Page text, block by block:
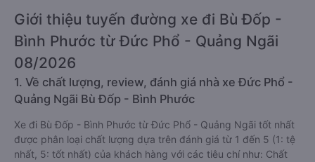
Giới thiệu tuyến đường xe đi Bù Đốp -
Bình Phước từ Đức Phổ - Quảng Ngãi
08/2026
1. Về chất lượng, review, đánh giá nhà xe Đức Phổ -
Quảng Ngãi Bù Đốp - Bình Phước
Xe đi Bù Đốp - Bình Phước từ Đức Phổ - Quảng Ngãi tốt nhất
được phân loại chất lượng dựa trên đánh giá từ 1 đến 5 (1: tệ
nhất, 5: tốt nhất) của khách hàng với các tiêu chí như: Chất